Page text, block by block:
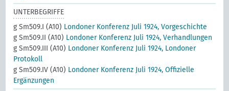
UNTERBEGRIFFE
g Sm509.I (A10) Londoner Konferenz Juli 1924, Vorgeschichte
g Sm509.II (A10) Londoner Konferenz Juli 1924, Verhandlungen
g Sm509.III (A10) Londoner Konferenz Juli 1924, Londoner
Protokoll
g Sm509.IV (A10) Londoner Konferenz Juli 1924, Offizielle
Ergänzungen